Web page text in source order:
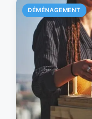
DÉMÉNAGEMENT